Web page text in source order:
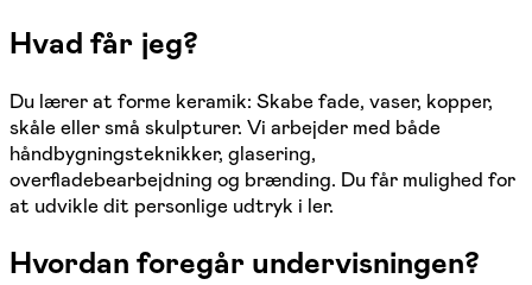
Hvad får jeg?
Du lærer at forme keramik: Skabe fade, vaser, kopper,
skåle eller små skulpturer. Vi arbejder med både
håndbygningsteknikker, glasering,
overfladebearbejdning og brænding. Du får mulighed for
at udvikle dit personlige udtryk i ler.
Hvordan foregår undervisningen?